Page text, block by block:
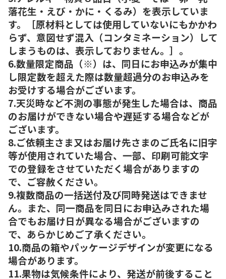
落花生・えび・かに・くるみ）を表示していま
す。［原材料としては使用していないにもかかわ
らず、意図せず混入（コンタミネーション）して
しまうものは、表示しておりません。］。
6.数量限定商品（※）は、同日にお申込みが集中
し限定数を超えた際は数量超過分のお申込みを
お受けする場合がございます。
7.天災時など不測の事態が発生した場合は、商品
のお届けができない場合や遅延する場合などが
ございます。
8.ご依頼主さま又はお届け先さまのご氏名に旧字
等が使用されていた場合、一部、印刷可能文字
での登録をさせていただく場合がありますの
で、ご容赦ください。
9.複数商品の一括送付及び同時発送はできませ
ん。また、同一商品を同日にお申込みされた場
合でもお届け日が異なる場合がございますの
で、あらかじめご了承ください。
10.商品の箱やパッケージデザインが変更になる
場合があります。
11.果物は気候条件により、発送が前後すること